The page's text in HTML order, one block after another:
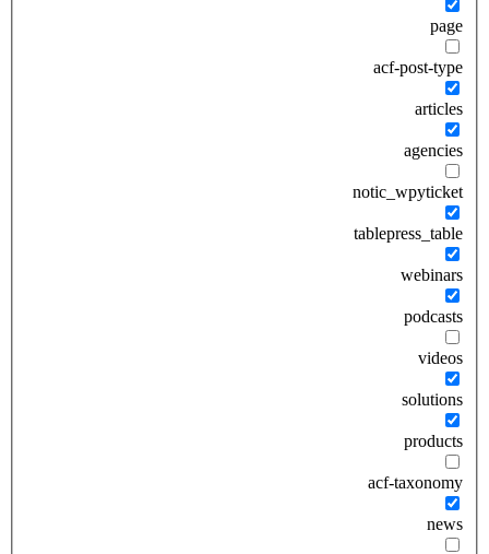
page
acf-post-type
articles
agencies
notic_wpyticket
tablepress_table
webinars
podcasts
videos
solutions
products
acf-taxonomy
news